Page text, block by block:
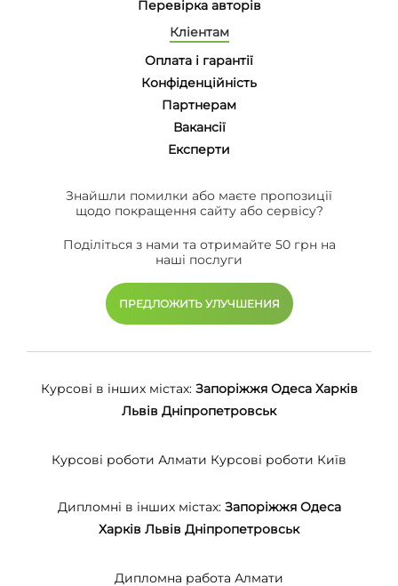
Перевірка авторів
Кліентам
Оплата і гарантії
Конфіденційність
Партнерам
Вакансії
Eксперти
Знайшли помилки або маєте пропозиції
щодо покращення сайту або сервісу?
Поділіться з нами та отримайте 50 грн на
наші послуги
ПРЕДЛОЖИТЬ УЛУЧШЕНИЯ
Курсові в інших містах: Запоріжжя Одеса Харків
Львів Дніпропетровськ
Курсові роботи Алмати Курсові роботи Київ
Дипломні в інших містах: Запоріжжя Одеса
Харків Львів Дніпропетровськ
Дипломна работа Алмати